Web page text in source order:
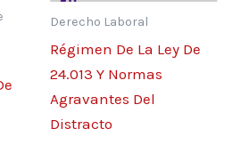
de la ejecutoria 82
recursivo 89
Derecho Laboral
Régimen De La Ley De
24.013 Y Normas
Agravantes Del
Distracto